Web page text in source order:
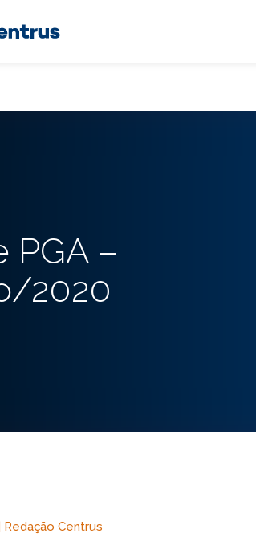
PGA –
2020
Redação Centrus